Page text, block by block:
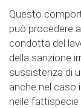
Questo
può procedere
condotta del
della sanzione
sussistenza di
anche nel caso
nelle